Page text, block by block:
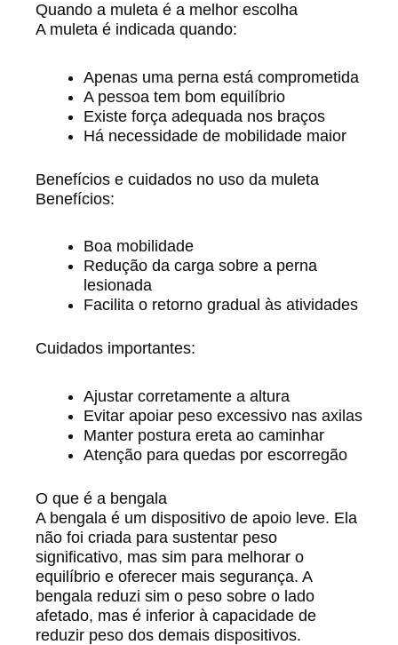
Quando a muleta é a melhor escolha
A muleta é indicada quando:
Apenas uma perna está comprometida
A pessoa tem bom equilíbrio
Existe força adequada nos braços
Há necessidade de mobilidade maior
Benefícios e cuidados no uso da muleta
Benefícios:
Boa mobilidade
Redução da carga sobre a perna
lesionada
Facilita o retorno gradual às atividades
Cuidados importantes:
Ajustar corretamente a altura
Evitar apoiar peso excessivo nas axilas
Manter postura ereta ao caminhar
Atenção para quedas por escorregão
O que é a bengala
A bengala é um dispositivo de apoio leve. Ela
não foi criada para sustentar peso
significativo, mas sim para melhorar o
equilíbrio e oferecer mais segurança. A
bengala reduzi sim o peso sobre o lado
afetado, mas é inferior à capacidade de
reduzir peso dos demais dispositivos.